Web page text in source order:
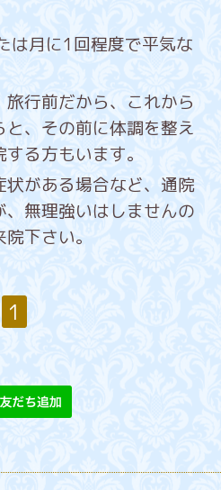
は月に1回程度で平気な
行前だから、これから
、その前に体調を整え
る方もいます。
がある場合など、通院
無理強いはしませんの
下さい。
1